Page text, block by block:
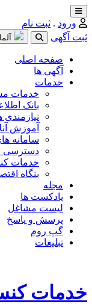
ورود . ثبت نام
ثبت آگهی
صفحه اصلی
آگهی ها
خدمات
خدمات
بانک
نیازمندی
آموزش
سامانه
دسترسی
خدمات
بنگاه
مجله
پادکست ها
لیست مشاغل
پرسش و پاسخ
گپ روم
تبلیغات
خدمات